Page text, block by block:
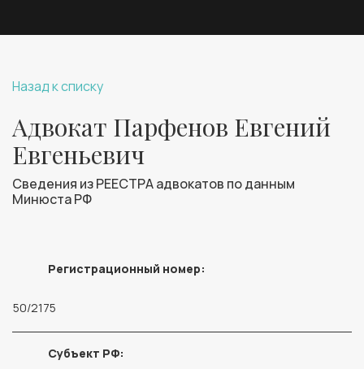
Назад к списку
Адвокат Парфенов Евгений
Евгеньевич
Сведения из РЕЕСТРА адвокатов по данным
Минюста РФ
Регистрационный номер:
50/2175
Субъект РФ: